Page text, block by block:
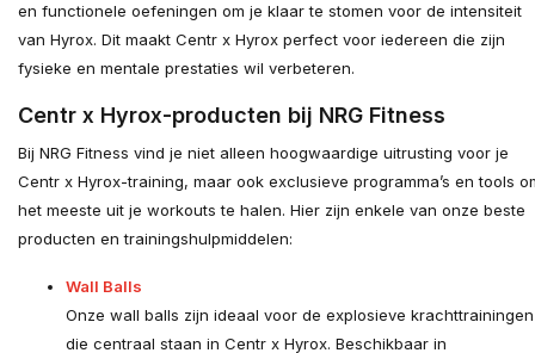
en functionele oefeningen om je klaar te stomen voor de intensiteit
van Hyrox. Dit maakt Centr x Hyrox perfect voor iedereen die zijn
fysieke en mentale prestaties wil verbeteren.
Centr x Hyrox-producten bij NRG Fitness
Bij NRG Fitness vind je niet alleen hoogwaardige uitrusting voor je
Centr x Hyrox-training, maar ook exclusieve programma’s en tools
het meeste uit je workouts te halen. Hier zijn enkele van onze beste
producten en trainingshulpmiddelen:
Wall Balls
Onze wall balls zijn ideaal voor de explosieve krachttrainingen
die centraal staan in Centr x Hyrox. Beschikbaar in